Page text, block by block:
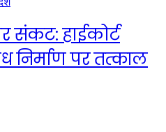
संकट: हाईकोर्ट
पर तत्काल